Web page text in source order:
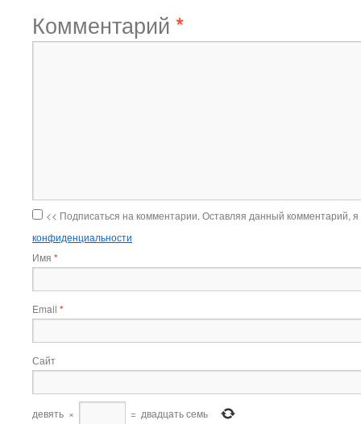
Комментарий *
<< Подписаться на комментарии. Оставляя данный комментарий,
конфиденциальности
Имя *
Email *
Сайт
девять × = двадцать семь